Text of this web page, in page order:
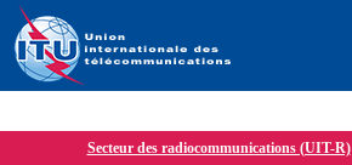
Secteur des radiocommunications (UIT-R)